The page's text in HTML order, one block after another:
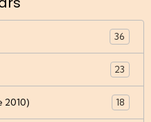
36
23
2010) 18